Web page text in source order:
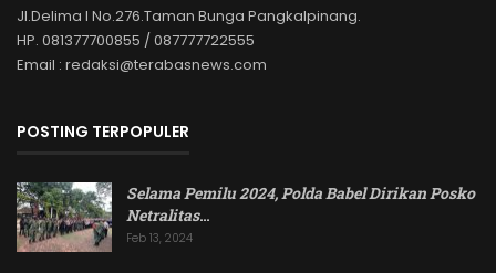
Jl.Delima I No.276.Taman Bunga Pangkalpinang.
HP. 081377700855 / 087777722555
Email : redaksi@terabasnews.com
POSTING TERPOPULER
Selama Pemilu 2024, Polda Babel Dirikan Posko
Netralitas…
Feb 13, 2024